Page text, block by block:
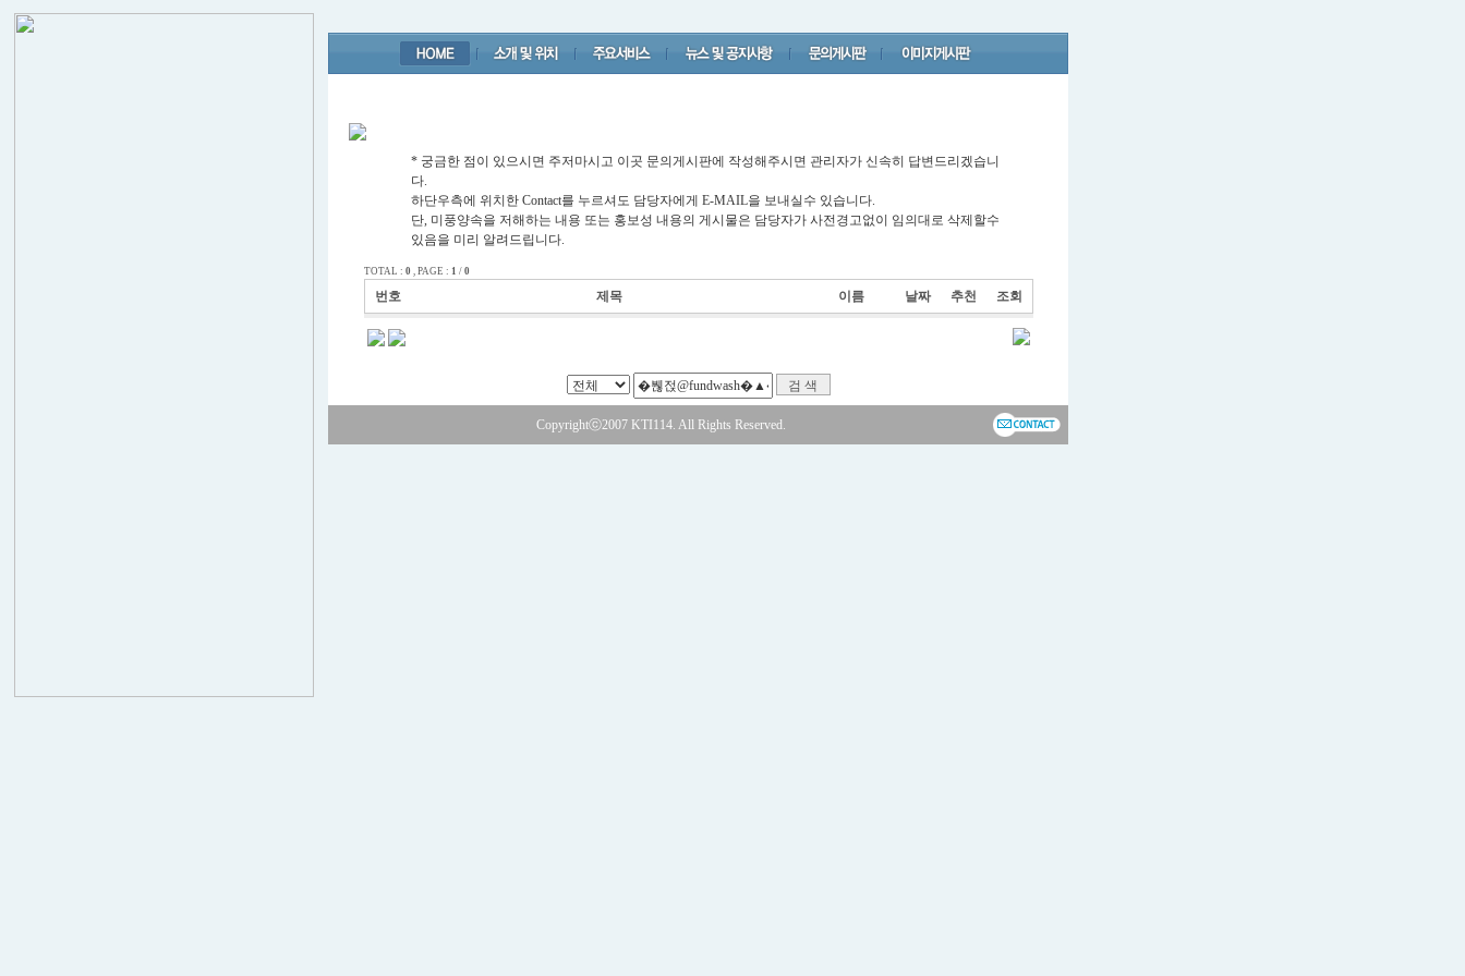
* 궁금한 점이 있으시면 주저마시고 이곳 문의게시판에 작성해주시면 관리자가 신속히 답변드리겠습니
다.
하단우측에 위치한 Contact를 누르셔도 담당자에게 E-MAIL을 보내실수 있습니다.
단, 미풍양속을 저해하는 내용 또는 홍보성 내용의 게시물은 담당자가 사전경고없이 임의대로 삭제할수
있음을 미리 알려드립니다.
TOTAL : 0 , PAGE : 1 / 0
번호 제목 이름 날짜 추천 조회
Copyrightⓒ2007 KTI114. All Rights Reserved.